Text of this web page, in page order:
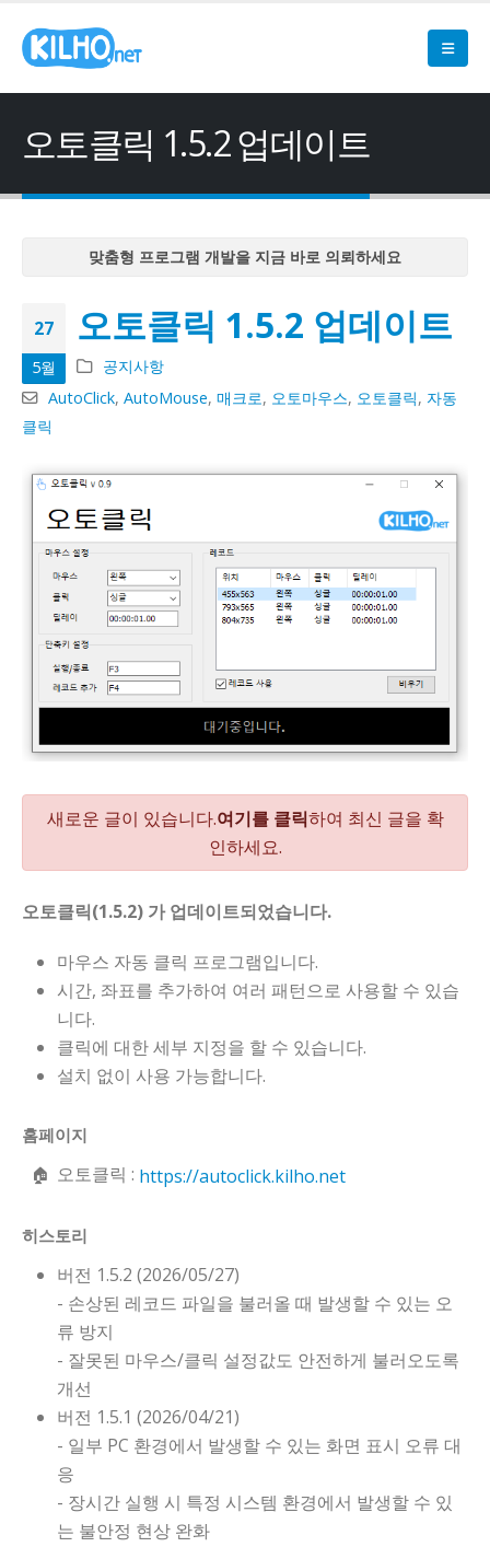
오토클릭 1.5.2 업데이트
맞춤형 프로그램 개발을 지금 바로 의뢰하세요
맞춤형 프로그램 개발을 지금 바로 의뢰하세요
맞춤형 프로그램 개발을 지금 바로 의뢰하세요
맞춤형 프로그램 개발을 지금 바로 의뢰하세요
27
5월
오토클릭 1.5.2 업데이트
공지사항
AutoClick,AutoMouse,매크로, 오토마우스, 오토클릭, 자동
클릭
새로운 글이 있습니다.여기를 클릭하여 최신 글을 확
인하세요.
오토클릭(1.5.2) 가 업데이트되었습니다.
마우스 자동 클릭 프로그램입니다.
시간, 좌표를 추가하여 여러 패턴으로 사용할 수 있습
니다.
클릭에 대한 세부 지정을 할 수 있습니다.
설치 없이 사용 가능합니다.
홈페이지
오토클릭 : https://autoclick.kilho.net
히스토리
버전 1.5.2 (2026/05/27)
- 손상된 레코드 파일을 불러올 때 발생할 수 있는 오
류 방지
- 잘못된 마우스/클릭 설정값도 안전하게 불러오도록
개선
버전 1.5.1 (2026/04/21)
- 일부 PC 환경에서 발생할 수 있는 화면 표시 오류 대
응
- 장시간 실행 시 특정 시스템 환경에서 발생할 수 있
는 불안정 현상 완화